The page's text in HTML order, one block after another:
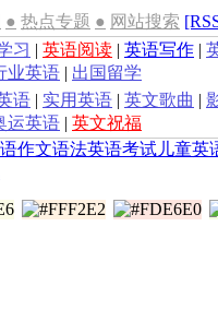
● 热点专题 ● 网站搜索
习 | 英语阅读 | 英语写作 |
业英语 | 出国留学
语 | 实用英语 | 英文歌曲 |
运英语 | 英文祝福
作文语法英语考试 儿童英